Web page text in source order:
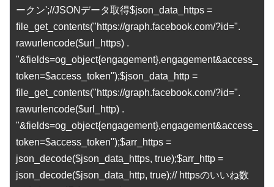
ークン';//JSONデータ取得$json_data_https =
file_get_contents("https://graph.facebook.com/?id=".
rawurlencode($url_https) .
"&fields=og_object{engagement},engagement&access_
token=$access_token");$json_data_http =
file_get_contents("https://graph.facebook.com/?id=".
rawurlencode($url_http) .
"&fields=og_object{engagement},engagement&access_
token=$access_token");$arr_https =
json_decode($json_data_https, true);$arr_http =
json_decode($json_data_http, true);// httpsのいいね数